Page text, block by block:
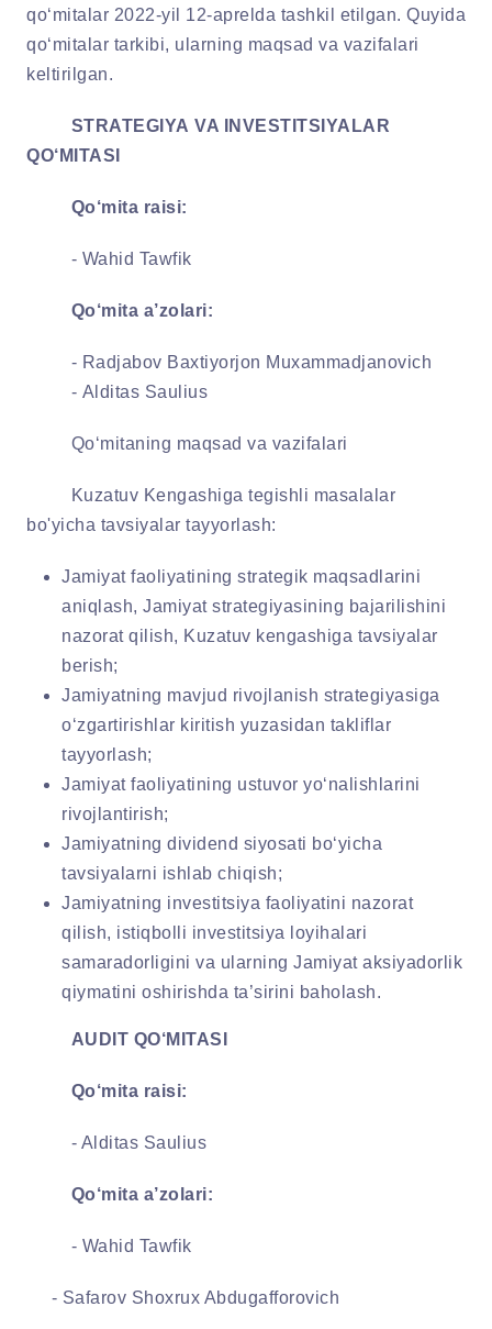
qo‘mitalar 2022-yil 12-aprelda tashkil etilgan. Quyida
qo‘mitalar tarkibi, ularning maqsad va vazifalari
keltirilgan.
STRATEGIYA VA INVESTITSIYALAR
QO‘MITASI
Qo‘mita raisi:
- Wahid Tawfik
Qo‘mita a’zolari:
- Radjabov Baxtiyorjon Muxammadjanovich
- Alditas Saulius
Qo‘mitaning maqsad va vazifalari
Kuzatuv Kengashiga tegishli masalalar
bo'yicha tavsiyalar tayyorlash:
Jamiyat faoliyatining strategik maqsadlarini
aniqlash, Jamiyat strategiyasining bajarilishini
nazorat qilish, Kuzatuv kengashiga tavsiyalar
berish;
Jamiyatning mavjud rivojlanish strategiyasiga
o‘zgartirishlar kiritish yuzasidan takliflar
tayyorlash;
Jamiyat faoliyatining ustuvor yo‘nalishlarini
rivojlantirish;
Jamiyatning dividend siyosati bo‘yicha
tavsiyalarni ishlab chiqish;
Jamiyatning investitsiya faoliyatini nazorat
qilish, istiqbolli investitsiya loyihalari
samaradorligini va ularning Jamiyat aksiyadorlik
qiymatini oshirishda ta’sirini baholash.
AUDIT QO‘MITASI
Qo‘mita raisi:
- Alditas Saulius
Qo‘mita a’zolari:
- Wahid Tawfik
- Safarov Shoxrux Abdugafforovich